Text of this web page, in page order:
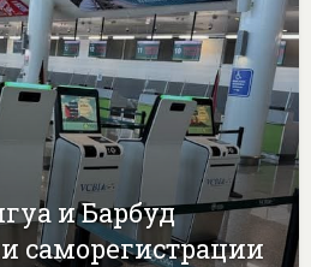
и Барбуд
саморегистрации